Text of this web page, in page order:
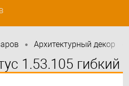
• Архитектурный декор
1.53.105 гибкий